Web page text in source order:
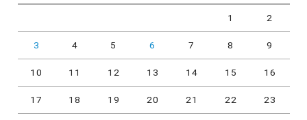
1 2
3 4 5 6 7 8 9
10 11 12 13 14 15 16
17 18 19 20 21 22 23